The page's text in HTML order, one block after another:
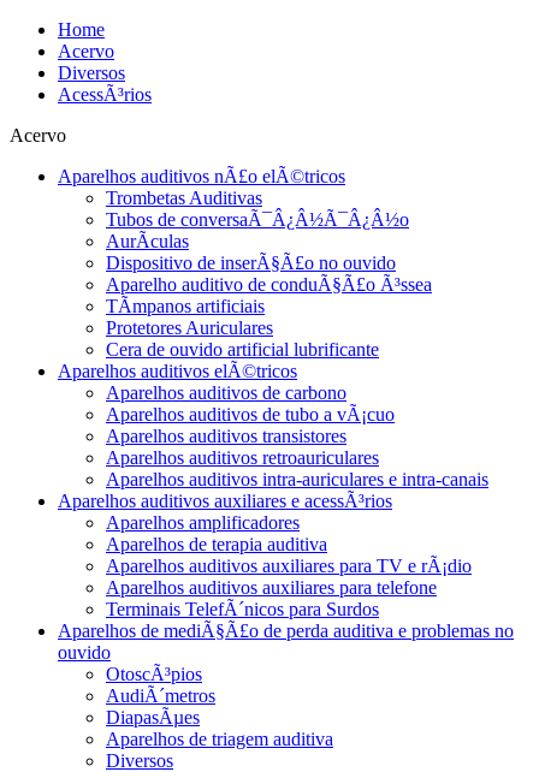
Home
Acervo
Diversos
AcessÃ³rios
Acervo
Aparelhos auditivos nÃ£o elÃ©tricos
Trombetas Auditivas
Tubos de conversaÃ¯Â¿Â½Ã¯Â¿Â½o
AurÃ­culas
Dispositivo de inserÃ§Ã£o no ouvido
Aparelho auditivo de conduÃ§Ã£o Ã³ssea
TÃ­mpanos artificiais
Protetores Auriculares
Cera de ouvido artificial lubrificante
Aparelhos auditivos elÃ©tricos
Aparelhos auditivos de carbono
Aparelhos auditivos de tubo a vÃ¡cuo
Aparelhos auditivos transistores
Aparelhos auditivos retroauriculares
Aparelhos auditivos intra-auriculares e intra-canais
Aparelhos auditivos auxiliares e acessÃ³rios
Aparelhos amplificadores
Aparelhos de terapia auditiva
Aparelhos auditivos auxiliares para TV e rÃ¡dio
Aparelhos auditivos auxiliares para telefone
Terminais TelefÃ´nicos para Surdos
Aparelhos de mediÃ§Ã£o de perda auditiva e problemas no
ouvido
OtoscÃ³pios
AudiÃ´metros
DiapasÃµes
Aparelhos de triagem auditiva
Diversos